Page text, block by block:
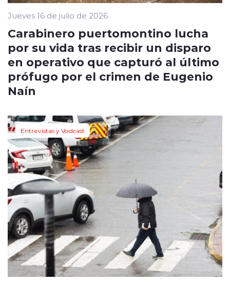
Jueves 16 de julio de 2026
Carabinero puertomontino lucha
por su vida tras recibir un disparo
en operativo que capturó al último
prófugo por el crimen de Eugenio
Naín
Entrevistas y Vodcast